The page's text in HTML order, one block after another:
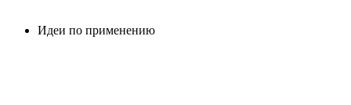
Идеи по применению